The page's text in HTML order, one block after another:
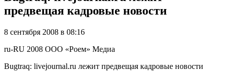
предвещая кадровые новости
8 сентября 2008 в 08:16
ru-RU 2008 ООО «Роем» Медиа
Bugtraq: livejournal.ru лежит предвещая кадровые новости